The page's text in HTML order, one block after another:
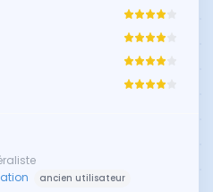
ancien utilisateur